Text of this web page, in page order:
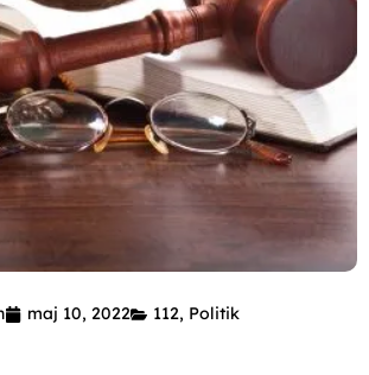
maj 10, 2022 112, Politik